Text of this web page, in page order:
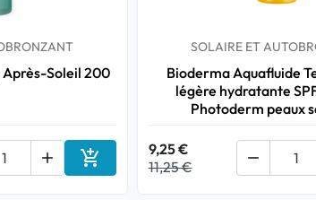
Après-Soleil 200
 Ajouter au panier
SOLAIRE ET
Bioderma Aquafluide
légère hydratante
Photoderm peaux
9,25 €
11,25 €
